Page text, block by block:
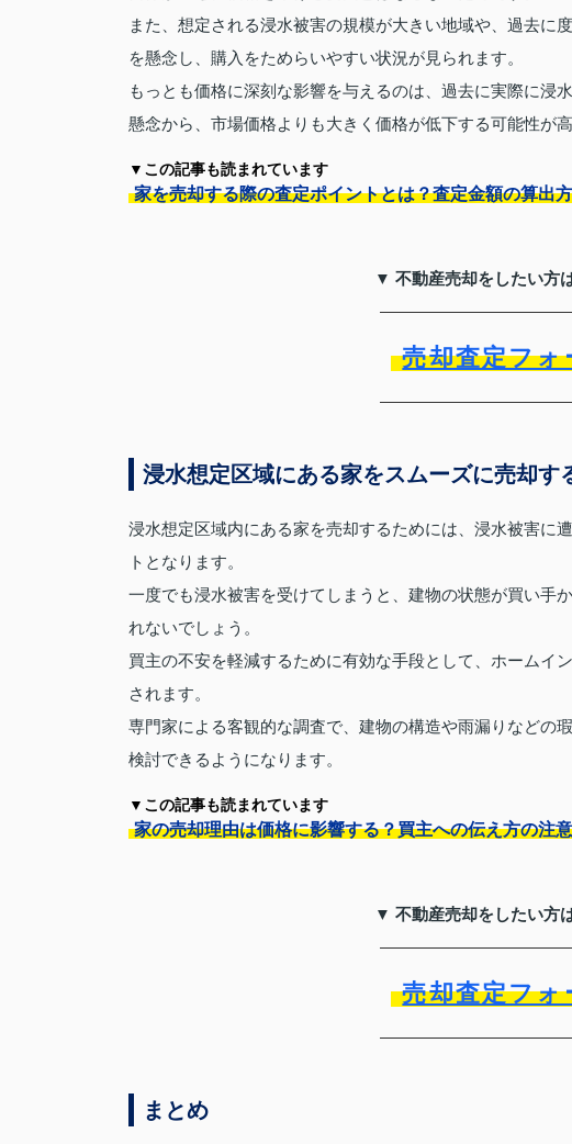
また、想定される浸水被害の規模が大きい地域や、過去に
を懸念し、購入をためらいやすい状況が見られます。
もっとも価格に深刻な影響を与えるのは、過去に実際に浸
懸念から、市場価格よりも大きく価格が低下する可能性が高
▼この記事も読まれています
家を売却する際の査定ポイントとは？査定金額の算出
▼ 不動産売却をしたい方
売却査定フ
浸水想定区域にある家をスムーズに売却す
浸水想定区域内にある家を売却するためには、浸水被害に
トとなります。
一度でも浸水被害を受けてしまうと、建物の状態が買い手
れないでしょう。
買主の不安を軽減するために有効な手段として、ホームイ
されます。
専門家による客観的な調査で、建物の構造や雨漏りなどの
検討できるようになります。
▼この記事も読まれています
家の売却理由は価格に影響する？買主への伝え方の注
▼ 不動産売却をしたい方
売却査定フ
まとめ